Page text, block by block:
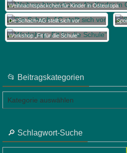
Weihnachtspäckchen für Kinder in Osteuropa
Die Schach-AG stellt sich vor
Workshop „Fit für die Schule“
📂 Beitragskategorien
📂
Beitragskategorien
🔎 Schlagwort-Suche